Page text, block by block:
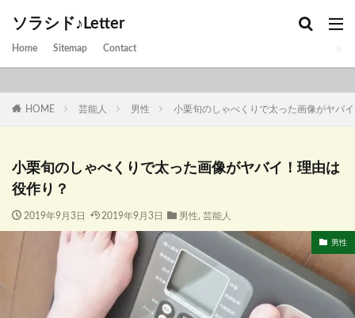
ソラシド♪Letter
Home Sitemap Contact
HOME 芸能人 男性 小栗旬のしゃべくりで太った画像がヤバ
小栗旬のしゃべくりで太った画像がヤバイ！理由は
役作り？
2019年9月3日 2019年9月3日 男性, 芸能人
男性